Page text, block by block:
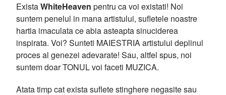
ExistaWhiteHeaven pentru ca voi existati! Noi
suntem penelul in mana artistului, sufletele noastre
hartia imaculata ce abia asteapta sinuciderea
inspirata. Voi? Sunteti MAIESTRIA artistului deplinul
proces al genezei adevarate! Sau, altfel spus, noi
suntem doar TONUL voi faceti MUZICA.
Atata timp cat exista suflete stinghere negasite sau